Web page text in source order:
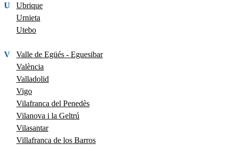
U
Ubrique
Urnieta
Utebo
V
Valle de Egüés - Eguesibar
València
Valladolid
Vigo
Vilafranca del Penedès
Vilanova i la Geltrú
Vilasantar
Villafranca de los Barros